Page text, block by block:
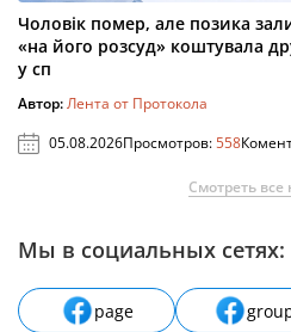
Чоловік помер, але позика
«на його розсуд» коштувала
у сп
Автор:Лента от Протокола
05.08.2026Просмотров:558
Смотреть все
Мы в социальных сетях:
page